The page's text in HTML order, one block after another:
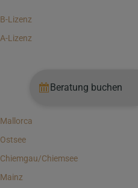
Lizenz
Lizenz
Chiemsee
Beratung buchen